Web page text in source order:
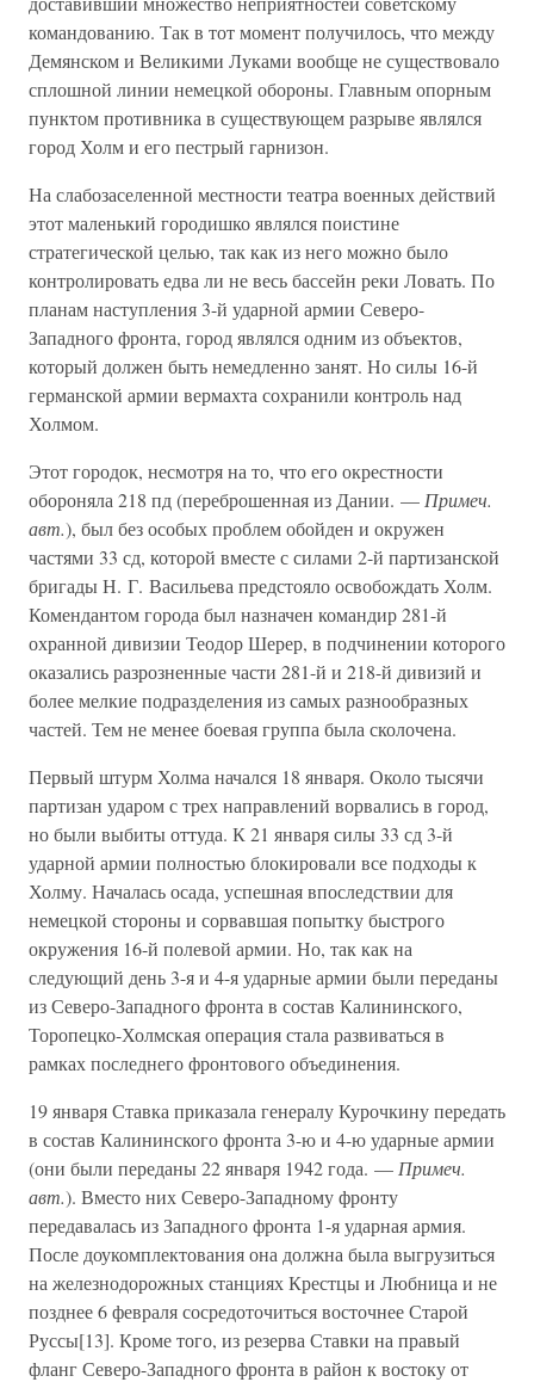
командованию. Так в тот момент получилось, что между
Демянском и Великими Луками вообще не существовало
сплошной линии немецкой обороны. Главным опорным
пунктом противника в существующем разрыве являлся
город Холм и его пестрый гарнизон.
На слабозаселенной местности театра военных действий
этот маленький городишко являлся поистине
стратегической целью, так как из него можно было
контролировать едва ли не весь бассейн реки Ловать. По
планам наступления 3-й ударной армии Северо-
Западного фронта, город являлся одним из объектов,
который должен быть немедленно занят. Но силы 16-й
германской армии вермахта сохранили контроль над
Холмом.
Этот городок, несмотря на то, что его окрестности
обороняла 218 пд (переброшенная из Дании. — Примеч.
авт.), был без особых проблем обойден и окружен
частями 33 сд, которой вместе с силами 2-й партизанской
бригады Н. Г. Васильева предстояло освобождать Холм.
Комендантом города был назначен командир 281-й
охранной дивизии Теодор Шерер, в подчинении которого
оказались разрозненные части 281-й и 218-й дивизий и
более мелкие подразделения из самых разнообразных
частей. Тем не менее боевая группа была сколочена.
Первый штурм Холма начался 18 января. Около тысячи
партизан ударом с трех направлений ворвались в город,
но были выбиты оттуда. К 21 января силы 33 сд 3-й
ударной армии полностью блокировали все подходы к
Холму. Началась осада, успешная впоследствии для
немецкой стороны и сорвавшая попытку быстрого
окружения 16-й полевой армии. Но, так как на
следующий день 3-я и 4-я ударные армии были переданы
из Северо-Западного фронта в состав Калининского,
Торопецко-Холмская операция стала развиваться в
рамках последнего фронтового объединения.
19 января Ставка приказала генералу Курочкину передать
в состав Калининского фронта 3-ю и 4-ю ударные армии
(они были переданы 22 января 1942 года. — Примеч.
авт.). Вместо них Северо-Западному фронту
передавалась из Западного фронта 1-я ударная армия.
После доукомплектования она должна была выгрузиться
на железнодорожных станциях Крестцы и Любница и не
позднее 6 февраля сосредоточиться восточнее Старой
Руссы[13]. Кроме того, из резерва Ставки на правый
фланг Северо-Западного фронта в район к востоку от